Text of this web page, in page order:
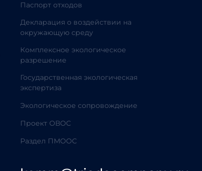
Паспорт отходов
Декларация о воздействии на
окружающую среду
Комплексное экологическое
разрешение
Государственная экологическая
экспертиза
Экологическое сопровождение
Проект ОВОС
Раздел ПМООС